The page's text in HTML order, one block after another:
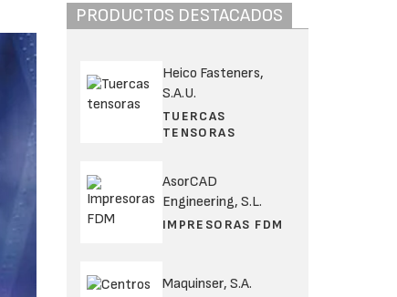
PRODUCTOS DESTACADOS
Heico Fasteners,
S.A.U.
TUERCAS
TENSORAS
AsorCAD
Engineering, S.L.
IMPRESORAS FDM
Maquinser, S.A.